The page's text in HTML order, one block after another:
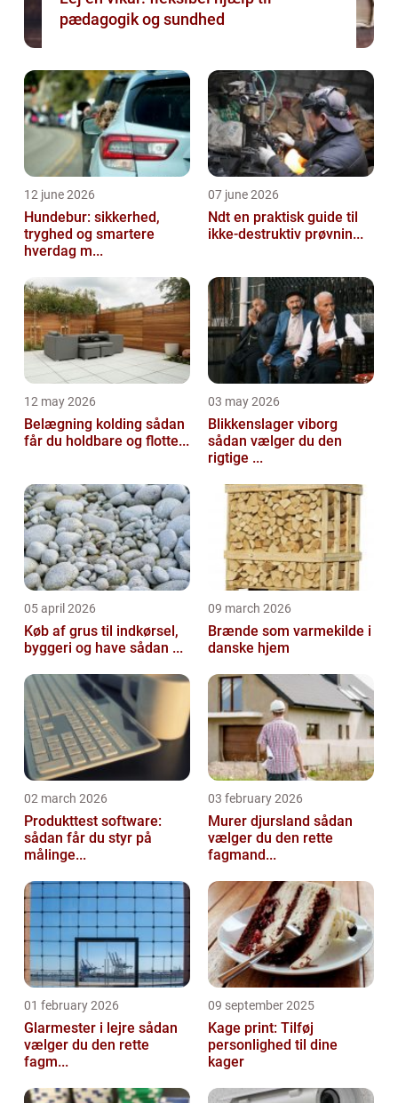
pædagogik og sundhed
12 june 2026
Hundebur: sikkerhed,
tryghed og smartere
hverdag m...
07 june 2026
Ndt en praktisk guide til
ikke-destruktiv prøvnin...
12 may 2026
Belægning kolding sådan
får du holdbare og flotte...
03 may 2026
Blikkenslager viborg
sådan vælger du den
rigtige ...
05 april 2026
Køb af grus til indkørsel,
byggeri og have sådan ...
09 march 2026
Brænde som varmekilde i
danske hjem
02 march 2026
Produkttest software:
sådan får du styr på
målinge...
03 february 2026
Murer djursland sådan
vælger du den rette
fagmand...
01 february 2026
Glarmester i lejre sådan
vælger du den rette
fagm...
09 september 2025
Kage print: Tilføj
personlighed til dine
kager